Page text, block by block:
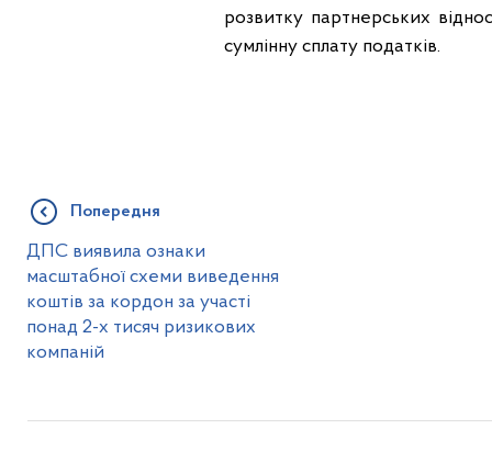
розвитку партнерських
сумлінну сплату податків.
Попередня
ДПС виявила ознаки
масштабної схеми виведення
коштів за кордон за участі
понад 2-х тисяч ризикових
компаній